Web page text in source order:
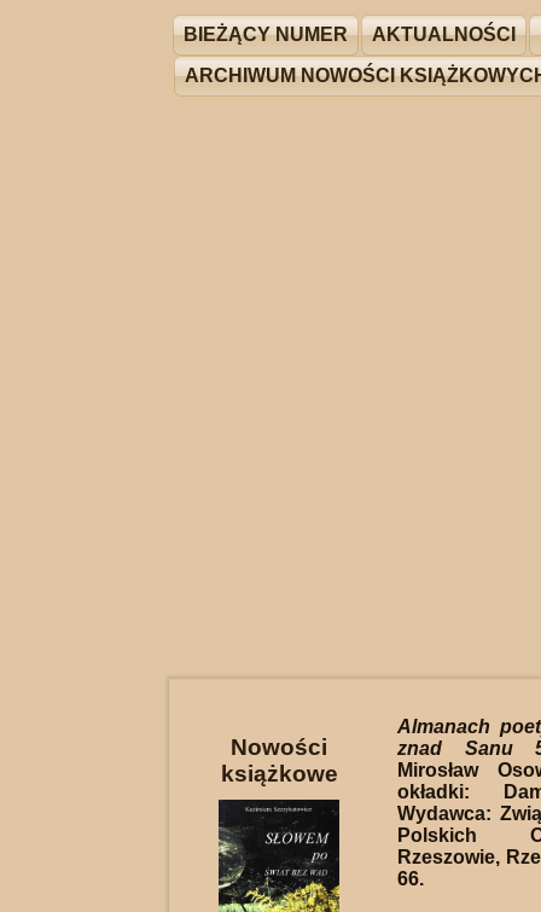
BIEŻĄCY NUMER AKTUALNOŚCI
ARCHIWUM NOWOŚCI
Nowości
książkowe
Almanach
znad Sanu
Mirosław
okładki:
Wydawca:
Polskich
Rzeszowie,
66.